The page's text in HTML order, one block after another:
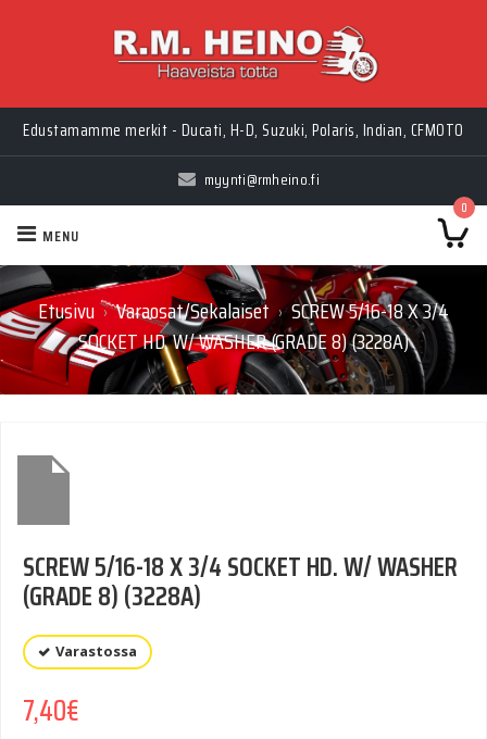
Edustamamme merkit - Ducati, H-D, Suzuki, Polaris, Indian, CFMOTO
myynti@rmheino.fi
0
MENU
Etusivu › Varaosat/Sekalaiset › SCREW 5/16-18 X 3/4
SOCKET HD. W/ WASHER (GRADE 8) (3228A)
SCREW 5/16-18 X 3/4 SOCKET HD. W/ WASHER
(GRADE 8) (3228A)
Varastossa
7,40€